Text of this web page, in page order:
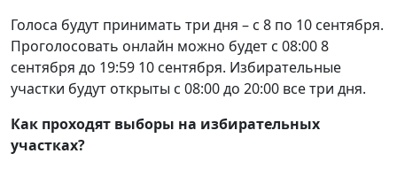
Голоса будут принимать три дня – с 8 по 10 сентября.
Проголосовать онлайн можно будет с 08:00 8
сентября до 19:59 10 сентября. Избирательные
участки будут открыты с 08:00 до 20:00 все три дня.
Как проходят выборы на избирательных
участках?